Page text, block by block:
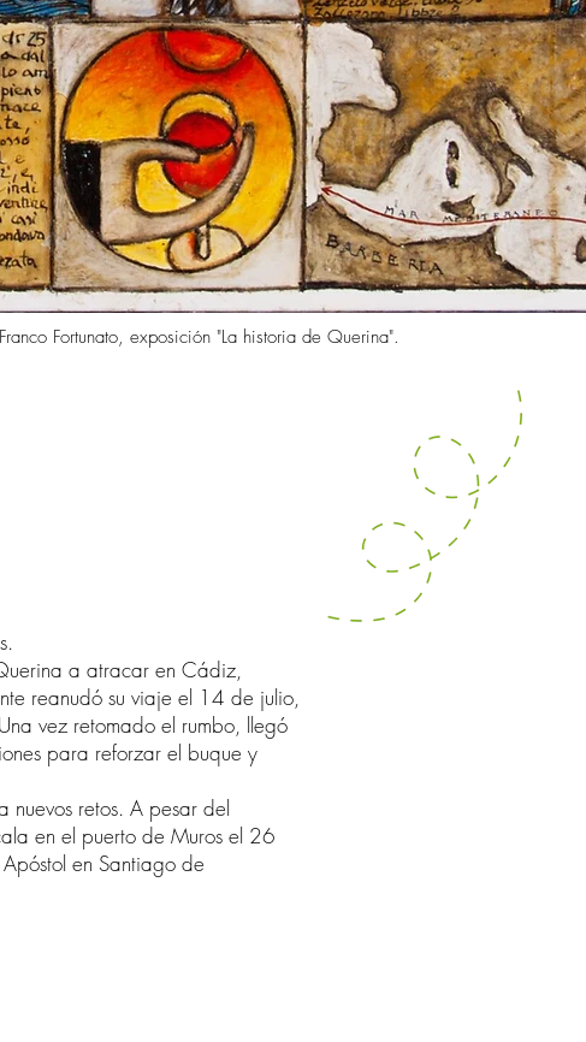
Fortunato, exposición "La historia de Querina".
a atracar en Cádiz,
reanudó su viaje el 14 de julio,
vez retomado el rumbo, llegó
para reforzar el buque y
retos. A pesar del
en el puerto de Muros el 26
en Santiago de